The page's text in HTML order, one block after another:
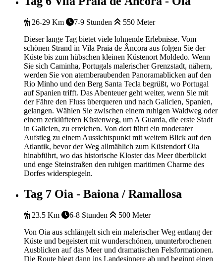
26-29 Km 7-9 Stunden
550 Meter
Dieser lange Tag bietet viele lohnende Erlebnisse. Vom
schönen Strand in Vila Praia de Âncora aus folgen Sie der
Küste bis zum hübschen kleinen Küstenort Moldedo. Wenn
Sie sich Caminha, Portugals malerischer Grenzstadt, nähern,
werden Sie von atemberaubenden Panoramablicken auf den
Rio Minho und den Berg Santa Tecla begrüßt, wo Portugal
auf Spanien trifft. Das Abenteuer geht weiter, wenn Sie mit
der Fähre den Fluss überqueren und nach Galicien, Spanien,
gelangen. Wählen Sie zwischen einem ruhigen Waldweg oder
einem zerklüfteten Küstenweg, um A Guarda, die erste Stadt
in Galicien, zu erreichen. Von dort führt ein moderater
Aufstieg zu einem Aussichtspunkt mit weitem Blick auf den
Atlantik, bevor der Weg allmählich zum Küstendorf Oia
hinabführt, wo das historische Kloster das Meer überblickt
und enge Steinstraßen den ruhigen maritimen Charme des
Dorfes widerspiegeln.
Tag 7 Oia - Baiona / Ramallosa
23.5 Km 6-8 Stunden
500 Meter
Von Oia aus schlängelt sich ein malerischer Weg entlang der
Küste und begeistert mit wunderschönen, ununterbrochenen
Ausblicken auf das Meer und dramatischen Felsformationen.
Die Route biegt dann ins Landesinnere ab und beginnt einen